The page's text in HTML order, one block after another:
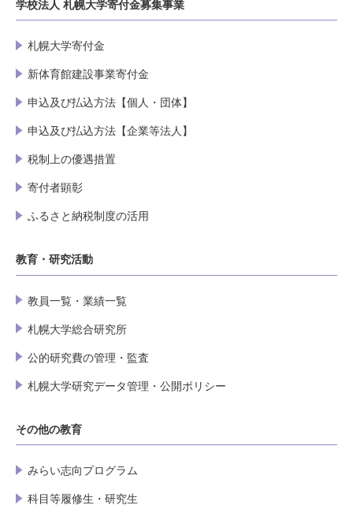
学校法人 札幌大学寄付金募集事業
札幌大学寄付金
新体育館建設事業寄付金
申込及び払込方法【個人・団体】
申込及び払込方法【企業等法人】
税制上の優遇措置
寄付者顕彰
ふるさと納税制度の活用
教育・研究活動
教員一覧・業績一覧
札幌大学総合研究所
公的研究費の管理・監査
札幌大学研究データ管理・公開ポリシー
その他の教育
みらい志向プログラム
科目等履修生・研究生